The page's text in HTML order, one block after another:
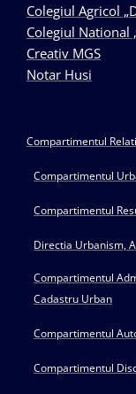
Colegiul Agricol
Colegiul National
Creativ MGS
Notar Husi
Compartimentul
Compartimentul
Compartimentul
Directia Urbanism,
Compartimentul
Cadastru Urban
Compartimentul
Compartimentul